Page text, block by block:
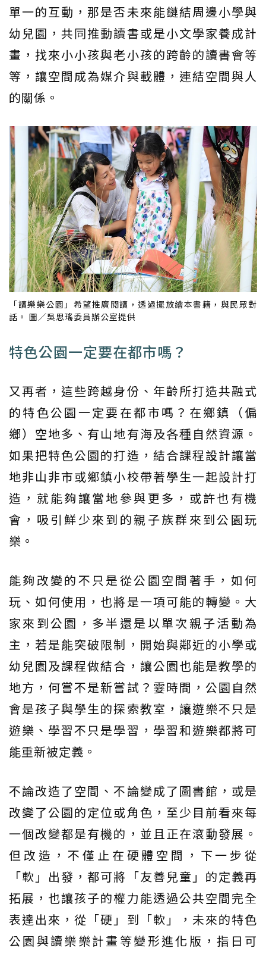
單一的互動，那是否未來能鏈結周邊小學與
幼兒園，共同推動讀書或是小文學家養成計
畫，找來小小孩與老小孩的跨齡的讀書會等
等，讓空間成為媒介與載體，連結空間與人
的關係。
「讀樂樂公園」希望推廣閱讀，透過擺放繪本書籍，與民眾對
話。 圖／吳思瑤委員辦公室提供
特色公園一定要在都市嗎？
又再者，這些跨越身份、年齡所打造共融式
的特色公園一定要在都市嗎？在鄉鎮（偏
鄉）空地多、有山地有海及各種自然資源。
如果把特色公園的打造，結合課程設計讓當
地非山非市或鄉鎮小校帶著學生一起設計打
造，就能夠讓當地參與更多，或許也有機
會，吸引鮮少來到的親子族群來到公園玩
樂。
能夠改變的不只是從公園空間著手，如何
玩、如何使用，也將是一項可能的轉變。大
家來到公園，多半還是以單次親子活動為
主，若是能突破限制，開始與鄰近的小學或
幼兒園及課程做結合，讓公園也能是教學的
地方，何嘗不是新嘗試？霎時間，公園自然
會是孩子與學生的探索教室，讓遊樂不只是
遊樂、學習不只是學習，學習和遊樂都將可
能重新被定義。
不論改造了空間、不論變成了圖書館，或是
改變了公園的定位或角色，至少目前看來每
一個改變都是有機的，並且正在滾動發展。
但改造，不僅止在硬體空間，下一步從
「軟」出發，都可將「友善兒童」的定義再
拓展，也讓孩子的權力能透過公共空間完全
表達出來，從「硬」到「軟」，未來的特色
公園與讀樂樂計畫等變形進化版，指日可